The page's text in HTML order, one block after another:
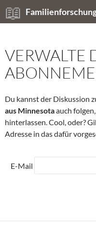
Zum
Inhalt
Suchen
VERWALTE
Du kannst der Diskussion
aus Minnesotaauch
hinterlassen. Cool, oder?
Adresse in das dafür
E-Mail